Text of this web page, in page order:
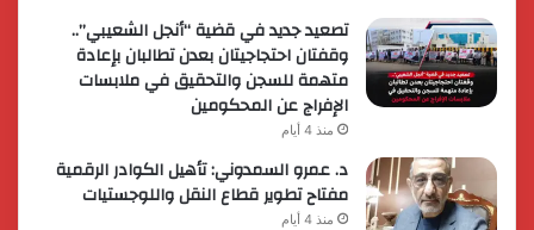
تصعيد جديد في قضية “أنجل الشعيبي”..
وقفتان احتجاجيتان بعدن تطالبان بإعادة
متهمة للسجن والتحقيق في ملابسات
الإفراج عن المحكومين
منذ 4 أيام
د. عمرو السمدوني: تأهيل الكوادر الرقمية
مفتاح تطوير قطاع النقل واللوجستيات
منذ 4 أيام